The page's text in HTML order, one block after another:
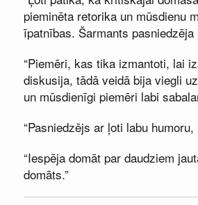
pieminēta retorika un mūsdienu
īpatnības. Šarmants
“Piemēri, kas tika izmantoti, lai
diskusija, tādā veidā bija viegli
un mūsdienīgi piemēri labi
“Pasniedzējs ar ļoti labu
“Iespēja domāt par daudziem
domāts.”